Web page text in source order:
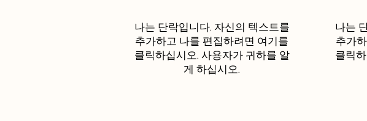
나는 단락입니다. 자신의 텍스트를
추가하고 나를 편집하려면 여기를
클릭하십시오. 사용자가 귀하를 알
게 하십시오.
나는
추가
클릭